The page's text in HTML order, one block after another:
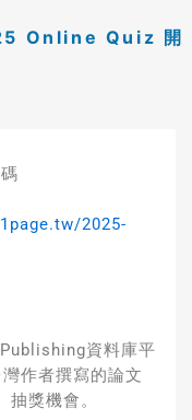
Online Quiz 開
2025-
資料庫平
作者撰寫的論文
獎機會。